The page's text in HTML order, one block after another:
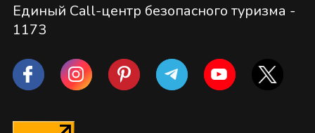
Единый Call-центр безопасного туризма -
1173